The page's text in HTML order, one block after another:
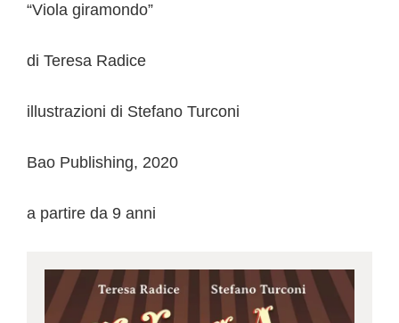
“Viola giramondo”
di Teresa Radice
illustrazioni di Stefano Turconi
Bao Publishing, 2020
a partire da 9 anni